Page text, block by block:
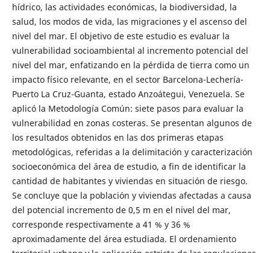
hídrico, las actividades económicas, la biodiversidad, la
salud, los modos de vida, las migraciones y el ascenso del
nivel del mar. El objetivo de este estudio es evaluar la
vulnerabilidad socioambiental al incremento potencial del
nivel del mar, enfatizando en la pérdida de tierra como un
impacto físico relevante, en el sector Barcelona-Lechería-
Puerto La Cruz-Guanta, estado Anzoátegui, Venezuela. Se
aplicó la Metodología Común: siete pasos para evaluar la
vulnerabilidad en zonas costeras. Se presentan algunos de
los resultados obtenidos en las dos primeras etapas
metodológicas, referidas a la delimitación y caracterización
socioeconómica del área de estudio, a fin de identificar la
cantidad de habitantes y viviendas en situación de riesgo.
Se concluye que la población y viviendas afectadas a causa
del potencial incremento de 0,5 m en el nivel del mar,
corresponde respectivamente a 41 % y 36 %
aproximadamente del área estudiada. El ordenamiento